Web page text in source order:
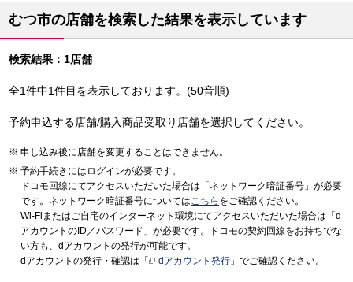
むつ市の店舗を検索した結果を表示しています
検索結果：1店舗
全1件中1件目を表示しております。(50音順)
予約申込する店舗/購入商品受取り店舗を選択してください。
申し込み後に店舗を変更することはできません。
予約手続きにはログインが必要です。
ドコモ回線にてアクセスいただいた場合は「ネットワーク暗証番号」が必要
です。ネットワーク暗証番号についてはこちら をご確認ください。
Wi-Fiまたはご自宅のインターネット環境にてアクセスいただいた場合は「d
アカウントのID／パスワード」が必要です。ドコモの契約回線をお持ちでな
い方も、dアカウントの発行が可能です。
dアカウントの発行・確認は「
dアカウント発行 」でご確認ください。